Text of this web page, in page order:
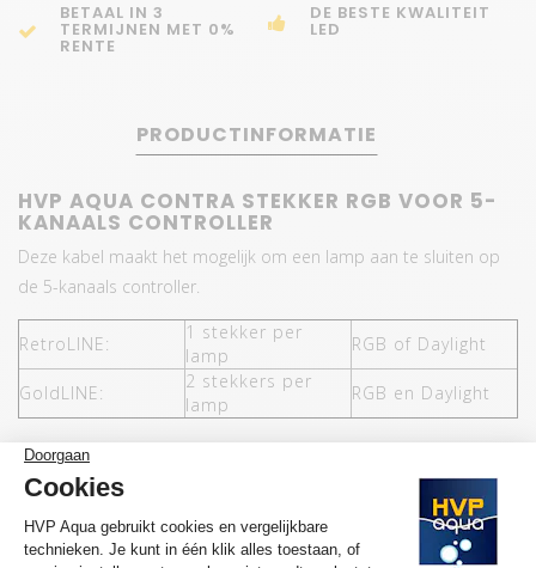
BETAAL IN 3
TERMIJNEN MET 0%
RENTE
DE BESTE KWALITEIT
LED
PRODUCTINFORMATIE
HVP AQUA CONTRA STEKKER RGB VOOR 5-
KANAALS CONTROLLER
Deze kabel maakt het mogelijk om een lamp aan te sluiten op
de 5-kanaals controller.
RetroLINE:
1 stekker per
lamp
RGB of Daylight
GoldLINE:
2 stekkers per
lamp
RGB en Daylight
Contra stekker RGB voor 5 kanaals
controller
Nog niet gewaardeerd